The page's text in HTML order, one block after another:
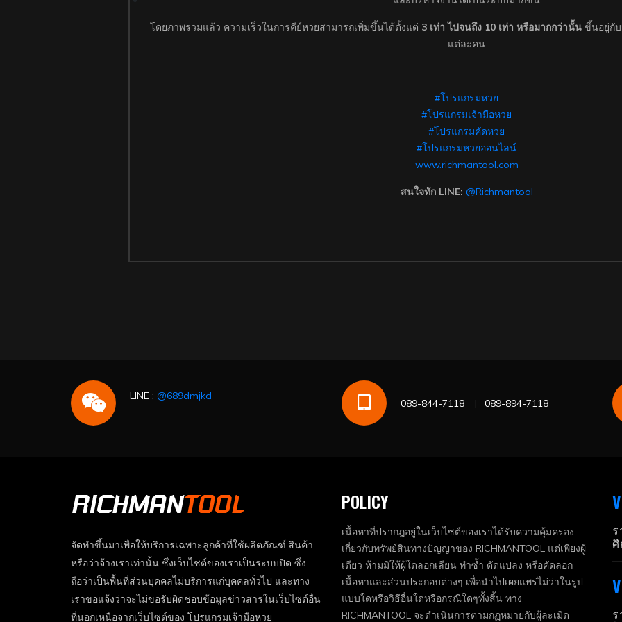
โดยภาพรวมแล้ว ความเร็วในการคีย์หวยสามารถเพิ่มขึ้นได้ตั้งแต่ 3 เท่า ไปจนถึง 10 เท่า หรือมากกว่านั้น ขึ้นอยู่กั
แต่ละคน
#โปรแกรมหวย
#โปรแกรมเจ้ามือหวย
#โปรแกรมคัดหวย
#โปรแกรมหวยออนไลน์
www.richmantool.com
สนใจทัก LINE: @Richmantool
LINE : @689dmjkd
089-844-7118 089-894-7118
จัดทำขึ้นมาเพื่อให้บริการเฉพาะลูกค้าที่ใช้ผลิตภัณฑ์,สินค้า
หรือว่าจ้างเราเท่านั้น ซึ่งเว็บไซต์ของเราเป็นระบบปิด ซึ่ง
ถือว่าเป็นพื้นที่ส่วนบุคคลไม่บริการแก่บุคคลทั่วไป และทาง
เราขอแจ้งว่าจะไม่ขอรับผิดชอบข้อมูลข่าวสารในเว็บไซต์อื่น
ที่นอกเหนือจากเว็บไซต์ของ โปรแกรมเจ้ามือหวย
POLICY
เนื้อหาที่ปรากฎอยู่ในเว็บไซต์ของเราได้รับความคุ้มครอง
เกี่ยวกับทรัพย์สินทางปัญญาของ RICHMANTOOL แต่เพียงผู้
เดียว ห้ามมิให้ผู้ใดลอกเลียน ทำซ้ำ ดัดแปลง หรือคัดลอก
เนื้อหาและส่วนประกอบต่างๆ เพื่อนำไปเผยแพร่ไม่ว่าในรูป
แบบใดหรือวิธีอื่นใดหรือกรณีใดๆทั้งสิ้น ทาง
RICHMANTOOL จะดำเนินการตามกฏหมายกับผู้ละเมิด
ศึ